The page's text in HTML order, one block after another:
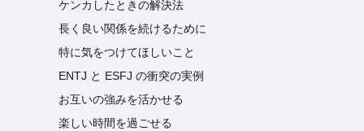
ケンカしたときの解決法
長く良い関係を続けるために
特に気をつけてほしいこと
ENTJ と ESFJ の衝突の実例
お互いの強みを活かせる
楽しい時間を過ごせる